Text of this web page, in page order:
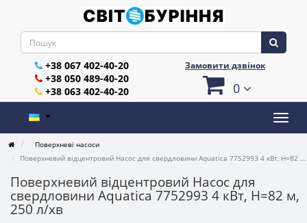
+38 067 402-40-20
+38 050 489-40-20
+38 063 402-40-20
Замовити дзвінок
0
Поверхневі насоси
Поверхневий відцентровий Насос для свердловини Aquatica 7752993 4 кВт, H=82 м, 250 л/хв
Поверхневий відцентровий Насос для
свердловини Aquatica 7752993 4 кВт, H=82 м,
250 л/хв